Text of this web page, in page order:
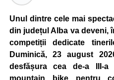
Unul dintre cele mai
din județul Alba va deveni,
competiții dedicate
Duminică, 23 august
desfășura cea de-a III-
mountain bike pentru